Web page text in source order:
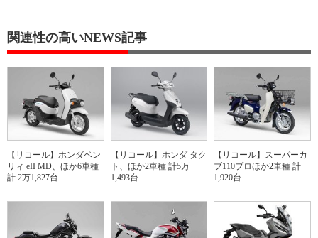
関連性の高いNEWS記事
【リコール】ホンダベン
リィ eII MD、ほか6車種
計 2万1,827台
【リコール】ホンダ タク
ト、ほか2車種 計5万
1,493台
【リコール】スーパーカ
ブ110プロほか2車種 計
1,920台